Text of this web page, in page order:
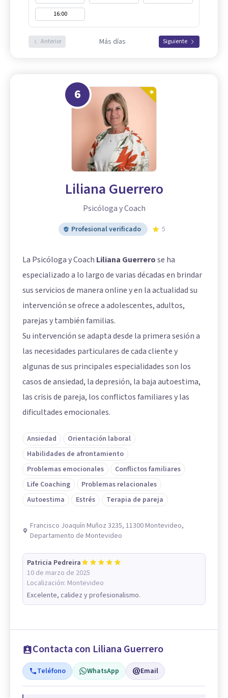
16:00
Anterior Más días Siguiente
6
Liliana Guerrero
Psicóloga y Coach
Profesional verificado 5
La Psicóloga y Coach Liliana Guerrerose ha
especializado a lo largo de varias décadas en brindar
sus servicios de manera online y en la actualidad su
intervención se ofrece a adolescentes, adultos,
parejas y también familias.
Su intervención se adapta desde la primera sesión a
las necesidades particulares de cada cliente y
algunas de sus principales especialidades son los
casos de ansiedad, la depresión, la baja autoestima,
las crisis de pareja, los conflictos familiares y las
dificultades emocionales.
Ansiedad
Orientación laboral
Habilidades de afrontamiento
Problemas emocionales
Conflictos familiares
Life Coaching
Problemas relacionales
Autoestima
Estrés Terapia de pareja
Francisco Joaquín Muñoz 3235, 11300 Montevideo,
Departamento de Montevideo
Patricia Pedreira
10 de marzo de 2025
Localización: Montevideo
Excelente, calidez y profesionalismo.
Contacta con Liliana Guerrero
Teléfono WhatsApp Email